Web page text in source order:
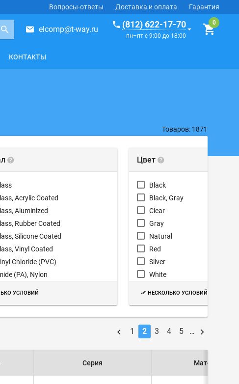
Вопросы-ответы Доставка и оплата Гарантия
elcomp@t-way.ru (812) 622-17-70
пн–пт с 9:00 до 18:00
КОНТАКТЫ
Товаров: 1871
Acrylic Coated
Aluminized
Rubber Coated
Silicone Coated
Vinyl Coated
Chloride (PVC)
(PA), Nylon
УСЛОВИЙ
Цвет
Black
Black, Gray
Clear
Gray
Natural
Red
Silver
White
НЕСКОЛЬКО УСЛОВИЙ
1 2 3 4 5 …
Серия Материал